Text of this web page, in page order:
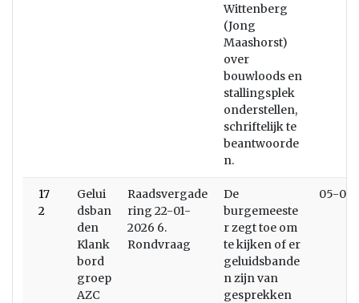
Wittenberg
(Jong
Maashorst)
over
bouwloods en
stallingsplek
onderstellen,
schriftelijk te
beantwoorde
n.
17
2
Gelui
dsban
den
Klank
bord
groep
AZC
Raadsvergade
ring 22-01-
2026 6.
Rondvraag
De
burgemeeste
r zegt toe om
te kijken of er
geluidsbande
n zijn van
gesprekken
05-02-